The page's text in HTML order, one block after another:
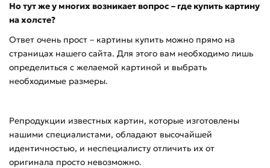
Но тут же у многих возникает вопрос – где купить картину
на холсте?
Ответ очень прост – картины купить можно прямо на
страницах нашего сайта. Для этого вам необходимо лишь
определиться с желаемой картиной и выбрать
необходимые размеры.
Репродукции известных картин, которые изготовлены
нашими специалистами, обладают высочайшей
идентичностью, и неспециалисту отличить их от
оригинала просто невозможно.